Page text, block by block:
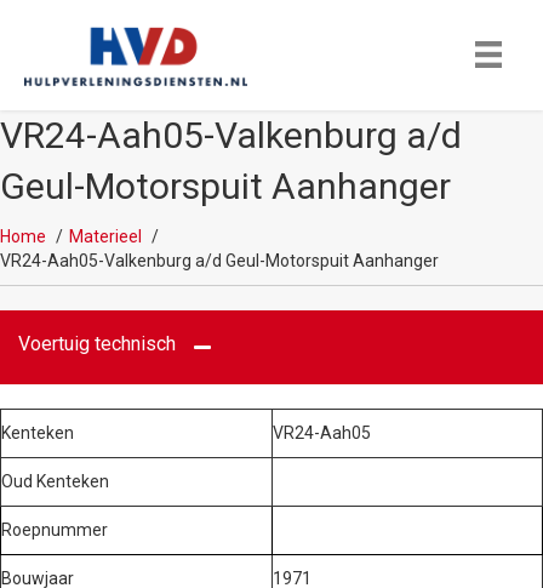
VR24-Aah05-Valkenburg a/d
Geul-Motorspuit Aanhanger
Home
Materieel
VR24-Aah05-Valkenburg a/d Geul-Motorspuit Aanhanger
Voertuig technisch
Kenteken VR24-Aah05
Oud Kenteken
Roepnummer
Bouwjaar 1971